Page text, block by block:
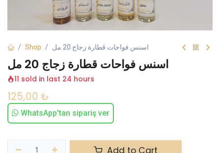
Shop اسنس فواحات قطارة زجاج 20 مل
اسنس فواحات قطارة زجاج 20 مل
11 sold in last 24 hours
125,00 ₺
WhatsApp'tan sipariş ver
Add to Cart